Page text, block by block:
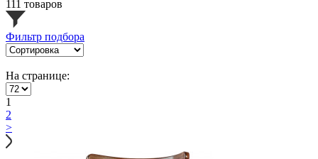
111 товаров
Фильтр подбора
На странице:
1
2
>